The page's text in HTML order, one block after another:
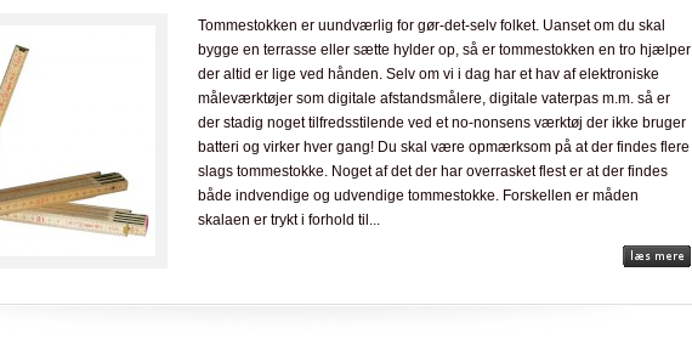
Tommestokken er uundværlig for gør-det-selv folket. Uanset om du skal
bygge en terrasse eller sætte hylder op, så er tommestokken en tro hjælper
der altid er lige ved hånden. Selv om vi i dag har et hav af elektroniske
måleværktøjer som digitale afstandsmålere, digitale vaterpas m.m. så er
der stadig noget tilfredsstilende ved et no-nonsens værktøj der ikke bruger
batteri og virker hver gang! Du skal være opmærksom på at der findes flere
slags tommestokke. Noget af det der har overrasket flest er at der findes
både indvendige og udvendige tommestokke. Forskellen er måden
skalaen er trykt i forhold til...